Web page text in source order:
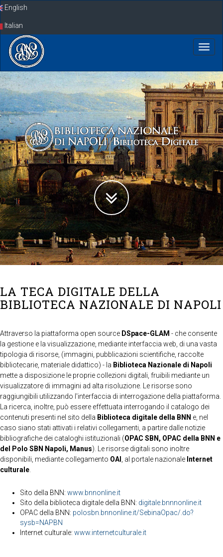
SkipEnglish
Italian
LA TECA DIGITALE DELLA
BIBLIOTECA NAZIONALE DI NAPOLI
Attraverso la piattaforma open source DSpace-GLAM - che consente
la gestione e la visualizzazione, mediante interfaccia web, di una vasta
tipologia di risorse, (immagini, pubblicazioni scientifiche, raccolte
bibliotecarie, materiale didattico) - la Biblioteca Nazionale di Napoli
mette a disposizione le proprie collezioni digitali, fruibili mediante un
visualizzatore di immagini ad alta risoluzione. Le risorse sono
raggiungibili utilizzando l'interfaccia di interrogazione della piattaforma.
La ricerca, inoltre, può essere effettuata interrogando il catalogo dei
contenuti presenti nel sito della Biblioteca digitale della BNN e, nel
caso siano stati attivati i relativi collegamenti, a partire dalle notizie
bibliografiche dei cataloghi istituzionali (OPAC SBN, OPAC della BNN e
del Polo SBN Napoli, Manus). Le risorse digitali sono inoltre
disponibili, mediante collegamento OAI , al portale nazionale Internet
culturale
Sito della BNN: www.bnnonline.it
Sito della biblioteca digitale della BNN: digitale.bnnnonline.it
OPAC della BNN: polosbn.bnnonline.it/SebinaOpac/.do?
sysb=NAPBN
Internet culturale: www.internetculturale.it